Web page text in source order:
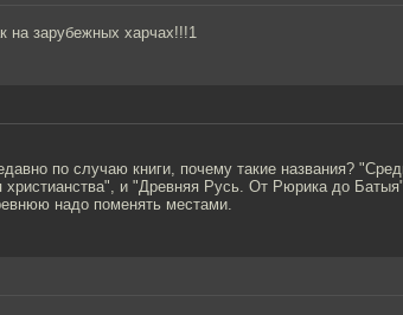
на зарубежных харчах!!!1
по случаю книги, почему такие названия?
христианства", и "Древняя Русь. От Рюрика до
надо поменять местами.